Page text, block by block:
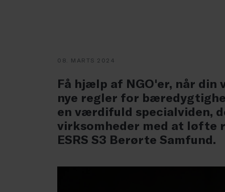
08. MARTS 2024
Få hjælp af NGO'er, når
nye regler for
en værdifuld specialviden,
virksomheder med at løfte
ESRS S3 Berørte Samfund.